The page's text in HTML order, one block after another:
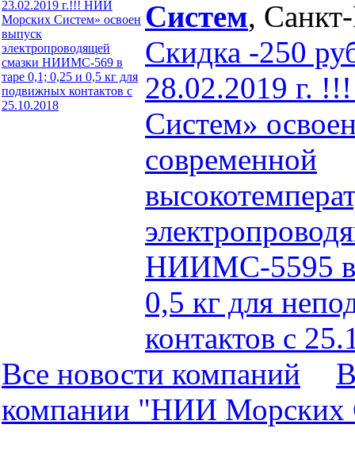
23.02.2019 г.!!! НИИ
Морских Систем» освоен
выпуск
электропроводящей
смазки НИИМС-569 в
таре 0,1; 0,25 и 0,5 кг для
подвижных контактов c
25.10.2018
Систем,
Скидка -250
28.02.2019 г.
Систем»
современной
НИИМС-5595 в
0,5 кг для
контактов с
Все новости компaний
компaнии "НИИ